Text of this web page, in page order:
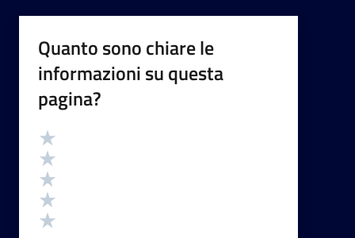
Quanto sono chiare le
informazioni su questa
pagina?
Valutazione